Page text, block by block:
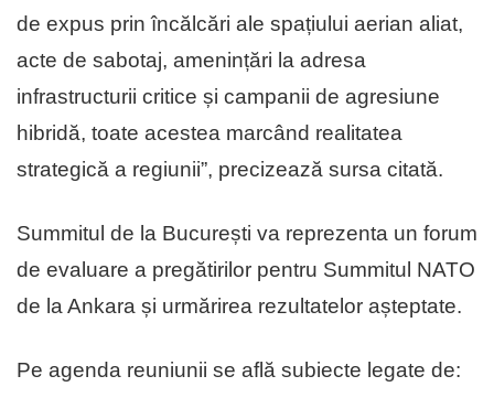
de expus prin încălcări ale spațiului aerian aliat,
acte de sabotaj, amenințări la adresa
infrastructurii critice și campanii de agresiune
hibridă, toate acestea marcând realitatea
strategică a regiunii”, precizează sursa citată.
Summitul de la București va reprezenta un forum
de evaluare a pregătirilor pentru Summitul NATO
de la Ankara și urmărirea rezultatelor așteptate.
Pe agenda reuniunii se află subiecte legate de: